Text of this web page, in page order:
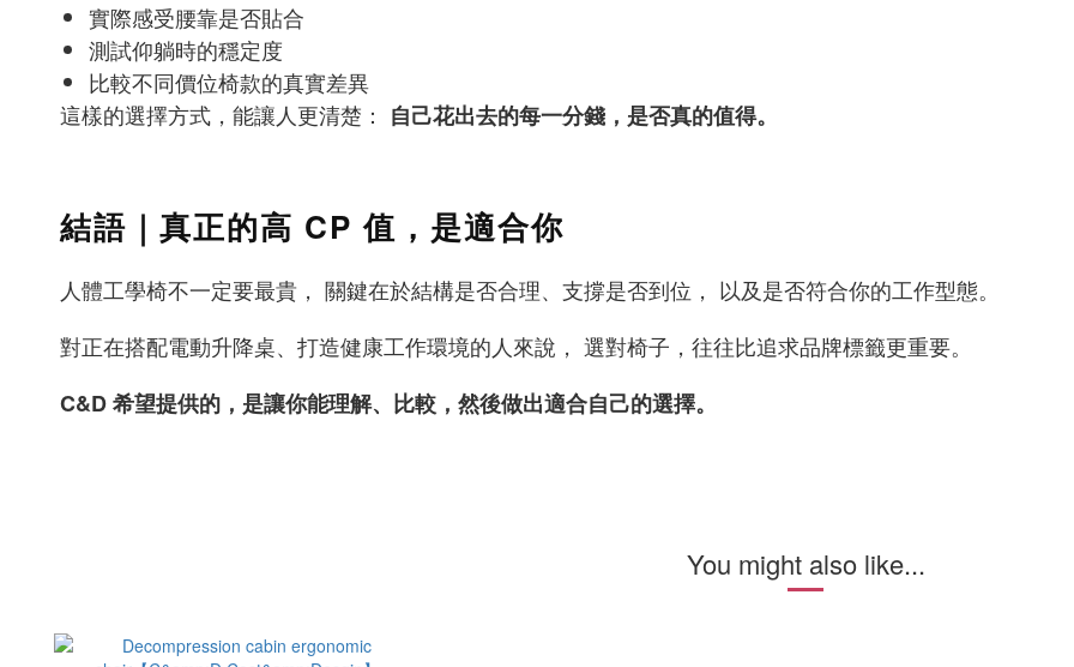
實際感受腰靠是否貼合
測試仰躺時的穩定度
比較不同價位椅款的真實差異
這樣的選擇方式，能讓人更清楚： 自己花出去的每一分錢，是否真的值得。
結語｜真正的高 CP 值，是適合你
人體工學椅不一定要最貴， 關鍵在於結構是否合理、支撐是否到位， 以及是否符合你的工作型態。
對正在搭配電動升降桌、打造健康工作環境的人來說， 選對椅子，往往比追求品牌標籤更重要。
C&D 希望提供的，是讓你能理解、比較，然後做出適合自己的選擇。
You might also like...